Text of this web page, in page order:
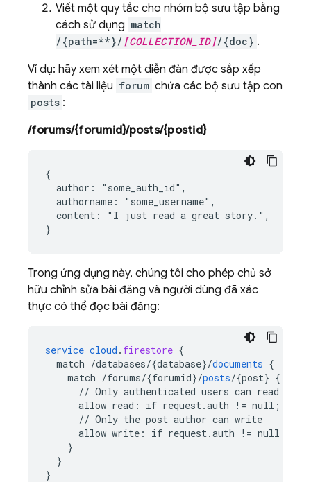
Viết một quy tắc cho nhóm bộ sưu tập bằng
cách sử dụng match
/{path=**}/ [COLLECTION_ID]/{doc} .
Ví dụ: hãy xem xét một diễn đàn được sắp xếp
thành các tài liệu forum chứa các bộ sưu tập con
posts :
/forums/{forumid}/posts/{postid}
{
  author: "some_auth_id",
  authorname: "some_username",
  content: "I just read a great story.",
Trong ứng dụng này, chúng tôi cho phép chủ sở
hữu chỉnh sửa bài đăng và người dùng đã xác
thực có thể đọc bài đăng:
service cloud . firestore {
match /databases/{database}/documents {
match /forums/{forumid}/posts/{post} {
// Only authenticated users can read
allow read : if request .auth != null ;
// Only the post author can write
allow write : if request .auth != null
}
}
}